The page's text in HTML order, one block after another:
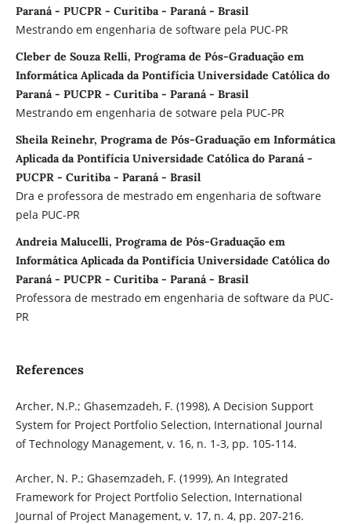
Paraná - PUCPR - Curitiba - Paraná - Brasil
Mestrando em engenharia de software pela PUC-PR
Cleber de Souza Relli, Programa de Pós-Graduação em
Informática Aplicada da Pontifícia Universidade Católica do
Paraná - PUCPR - Curitiba - Paraná - Brasil
Mestrando em engenharia de sotware pela PUC-PR
Sheila Reinehr, Programa de Pós-Graduação em Informática
Aplicada da Pontifícia Universidade Católica do Paraná -
PUCPR - Curitiba - Paraná - Brasil
Dra e professora de mestrado em engenharia de software
pela PUC-PR
Andreia Malucelli, Programa de Pós-Graduação em
Informática Aplicada da Pontifícia Universidade Católica do
Paraná - PUCPR - Curitiba - Paraná - Brasil
Professora de mestrado em engenharia de software da PUC-
PR
References
Archer, N.P.; Ghasemzadeh, F. (1998), A Decision Support
System for Project Portfolio Selection, International Journal
of Technology Management, v. 16, n. 1-3, pp. 105-114.
Archer, N. P.; Ghasemzadeh, F. (1999), An Integrated
Framework for Project Portfolio Selection, International
Journal of Project Management, v. 17, n. 4, pp. 207-216.